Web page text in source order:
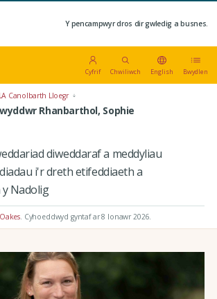
Y pencampwyr dros dir gwledig a busnes.
Cyfrif Chwiliwch English Bwydlen
Canolbarth Lloegr
Rhanbarthol, Sophie
diweddaraf a meddyliau
i'r dreth etifeddiaeth a
Nadolig
Cyhoeddwyd gyntaf ar 8 Ionawr 2026